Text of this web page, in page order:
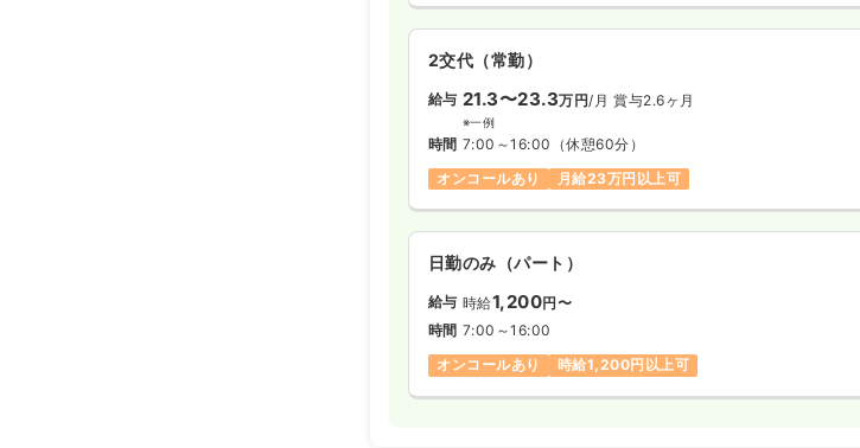
2交代（常勤）
給与 21.3〜23.3万円/月 賞与2.6ヶ月
※一例
時間 7:00～16:00 （休憩60分）
オンコールあり
月給23万円以上可
日勤のみ（パート）
給与 時給1,200円〜
時間 7:00～16:00
オンコールあり
時給1,200円以上可